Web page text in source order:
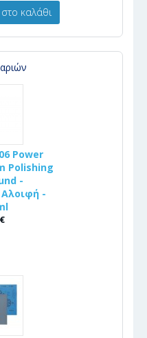
καλάθι
Power
Polishing
-
Αλοιφή -